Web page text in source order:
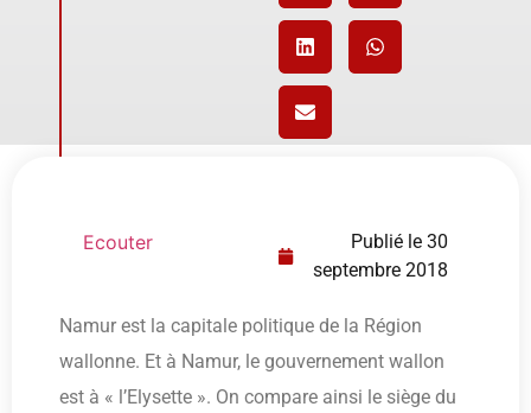
Ecouter Publié le 30
septembre 2018
Namur est la capitale politique de la Région
wallonne. Et à Namur, le gouvernement wallon
est à « l’Elysette ». On compare ainsi le siège du